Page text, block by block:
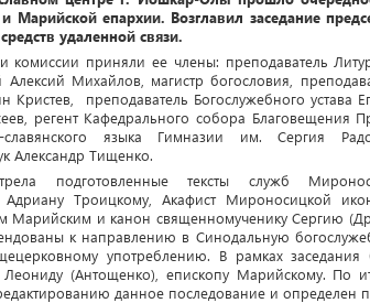
Марийской епархии. Возглавил заседание
удаленной связи.
комиссии приняли ее члены: преподаватель
Михайлов, магистр богословия,
Кристев, преподаватель Богослужебного устава
регент Кафедрального собора Благовещения
славянского языка Гимназии им. Сергия
Александр Тищенко.
подготовленные тексты служб
Адриану Троицкому, Акафист Мироносицкой
Марийским и канон священномученику Сергию
к направлению в Синодальную
употреблению. В рамках
(Антощенко), епископу Марийскому. По
данное последование и определен